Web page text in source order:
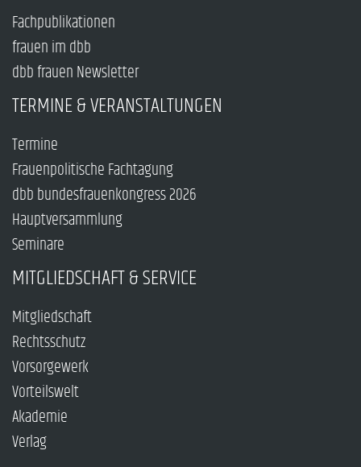
Fachpublikationen
frauen im dbb
dbb frauen Newsletter
TERMINE & VERANSTALTUNGEN
Termine
Frauenpolitische Fachtagung
dbb bundesfrauenkongress 2026
Hauptversammlung
Seminare
MITGLIEDSCHAFT & SERVICE
Mitgliedschaft
Rechtsschutz
Vorsorgewerk
Vorteilswelt
Akademie
Verlag